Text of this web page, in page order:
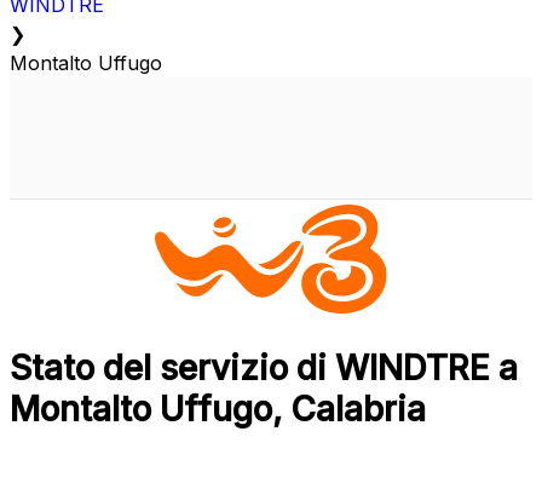
WINDTRE
❯
Montalto Uffugo
Stato del servizio di WINDTRE a
Montalto Uffugo, Calabria